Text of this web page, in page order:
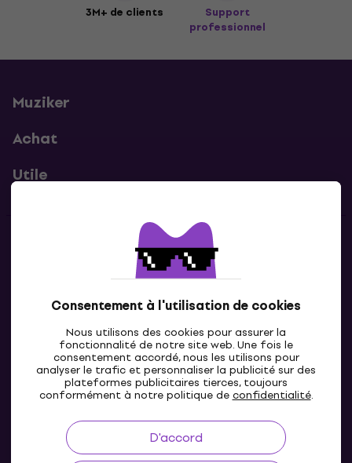
Consentement à l'utilisation de cookies
Nous utilisons des cookies pour assurer la
fonctionnalité de notre site web. Une fois le
consentement accordé, nous les utilisons pour
analyser le trafic et personnaliser la publicité sur des
plateformes publicitaires tierces, toujours
conformément à notre politique deconfidentialité.
D'accord
3M+ de clients
Support
professionnel
Muziker
Achat
Utile
Contacts
Contacte nous
FR